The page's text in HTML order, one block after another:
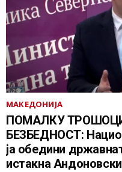
МАКЕДОНИЈА
ПОМАЛКУ
БЕЗБЕДНОСТ:
ја обедини
истакна Андоновски